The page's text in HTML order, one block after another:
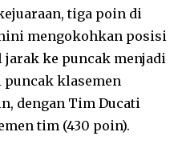
tiga poin di
mengokohkan posisi
ke puncak menjadi
klasemen
dengan Tim Ducati
tim (430 poin).